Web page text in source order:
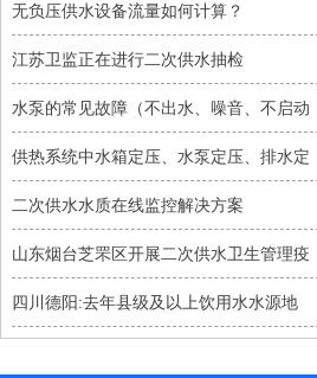
无负压供水设备流量如何计算？
江苏卫监正在进行二次供水抽检
水泵的常见故障（不出水、噪音、不启动
供热系统中水箱定压、水泵定压、排水定
二次供水水质在线监控解决方案
山东烟台芝罘区开展二次供水卫生管理疫
四川德阳:去年县级及以上饮用水水源地